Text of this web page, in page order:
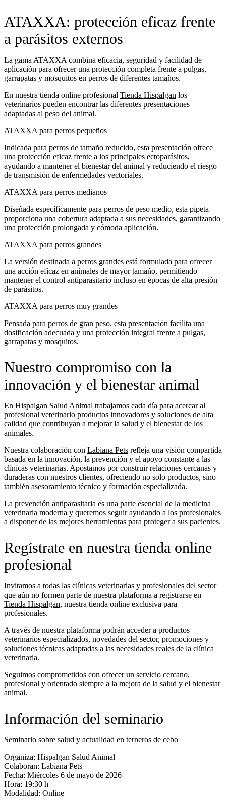
ATAXXA: protección eficaz frente
a parásitos externos
La gama ATAXXA combina eficacia, seguridad y facilidad de
aplicación para ofrecer una protección completa frente a pulgas,
garrapatas y mosquitos en perros de diferentes tamaños.
En nuestra tienda online profesional Tienda Hispalgan los
veterinarios pueden encontrar las diferentes presentaciones
adaptadas al peso del animal.
ATAXXA para perros pequeños
Indicada para perros de tamaño reducido, esta presentación ofrece
una protección eficaz frente a los principales ectoparásitos,
ayudando a mantener el bienestar del animal y reduciendo el riesgo
de transmisión de enfermedades vectoriales.
ATAXXA para perros medianos
Diseñada específicamente para perros de peso medio, esta pipeta
proporciona una cobertura adaptada a sus necesidades, garantizando
una protección prolongada y cómoda aplicación.
ATAXXA para perros grandes
La versión destinada a perros grandes está formulada para ofrecer
una acción eficaz en animales de mayor tamaño, permitiendo
mantener el control antiparasitario incluso en épocas de alta presión
de parásitos.
ATAXXA para perros muy grandes
Pensada para perros de gran peso, esta presentación facilita una
dosificación adecuada y una protección integral frente a pulgas,
garrapatas y mosquitos.
Nuestro compromiso con la
innovación y el bienestar animal
En Hispalgan Salud Animal trabajamos cada día para acercar al
profesional veterinario productos innovadores y soluciones de alta
calidad que contribuyan a mejorar la salud y el bienestar de los
animales.
Nuestra colaboración con Labiana Pets refleja una visión compartida
basada en la innovación, la prevención y el apoyo constante a las
clínicas veterinarias. Apostamos por construir relaciones cercanas y
duraderas con nuestros clientes, ofreciendo no solo productos, sino
también asesoramiento técnico y formación especializada.
La prevención antiparasitaria es una parte esencial de la medicina
veterinaria moderna y queremos seguir ayudando a los profesionales
a disponer de las mejores herramientas para proteger a sus pacientes.
Regístrate en nuestra tienda online
profesional
Invitamos a todas las clínicas veterinarias y profesionales del sector
que aún no formen parte de nuestra plataforma a registrarse en
Tienda Hispalgan, nuestra tienda online exclusiva para
profesionales.
A través de nuestra plataforma podrán acceder a productos
veterinarios especializados, novedades del sector, promociones y
soluciones técnicas adaptadas a las necesidades reales de la clínica
veterinaria.
Seguimos comprometidos con ofrecer un servicio cercano,
profesional y orientado siempre a la mejora de la salud y el bienestar
animal.
Información del seminario
Seminario sobre salud y actualidad en terneros de cebo
Organiza: Hispalgan Salud Animal
Colaboran: Labiana Pets
Fecha: Miércoles 6 de mayo de 2026
Hora: 19:30 h
Modalidad: Online